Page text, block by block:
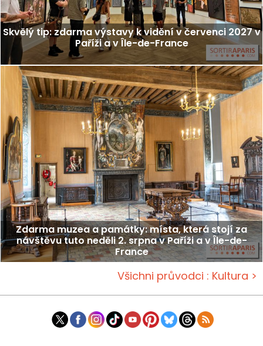
Skvělý tip: zdarma výstavy k vidění v červenci 2027 v
Paříži a v Île-de-France
Zdarma muzea a památky: místa, která stojí za
návštěvu tuto neděli 2. srpna v Paříži a v Île-de-
France
Všichni průvodci : Kultura >